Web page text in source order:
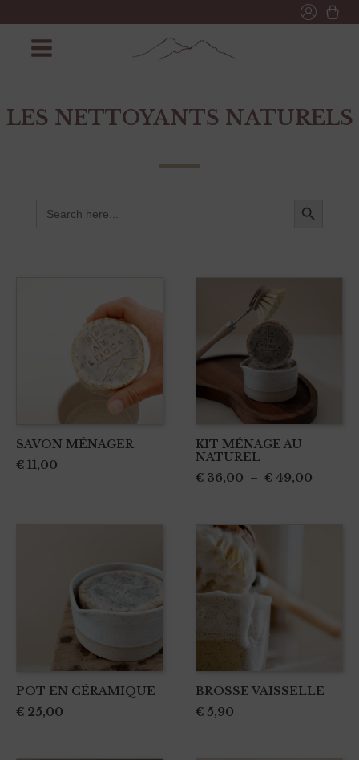
LES NETTOYANTS NATURELS
for:
SAVON MÉNAGER
€ 11,00
KIT MÉNAGE AU
NATUREL
€ 36,00 – € 49,00
plusieurs
variations.
Les
options
peuvent
être
choisies
sur
page
produit
POT EN CÉRAMIQUE
€ 25,00
BROSSE VAISSELLE
€ 5,90